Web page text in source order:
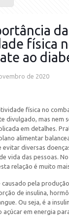
da
física
ao
de 2020
física no
divulgado, mas nem
em detalhes.
alimentar
evitar diversas
vida das pessoas.
relação é muito
causado pela
de insulina,
Ou seja, é a
açúcar em energia